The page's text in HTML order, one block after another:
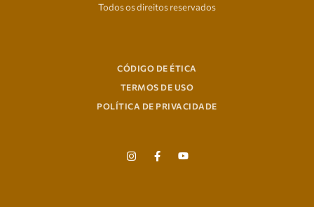
Todos os direitos reservados
CÓDIGO DE ÉTICA
TERMOS DE USO
POLÍTICA DE PRIVACIDADE